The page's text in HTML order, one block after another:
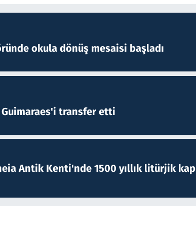
okula dönüş mesaisi başladı
transfer etti
Antik Kenti'nde 1500 yıllık litürjik kap